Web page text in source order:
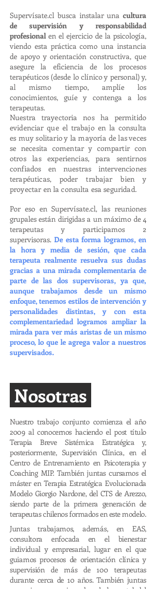
Supervísate.cl busca instalar una cultura
de supervisión y responsabilidad
profesional en el ejercicio de la psicología,
viendo esta práctica como una instancia
de apoyo y orientación constructiva, que
asegure la eficiencia de los procesos
terapéuticos (desde lo clínico y personal) y,
al mismo tiempo, amplíe los
conocimientos, guíe y contenga a los
terapeutas.
Nuestra trayectoria nos ha permitido
evidenciar que el trabajo en la consulta
es muy solitario y la mayoría de las veces
se necesita comentar y compartir con
otros las experiencias, para sentirnos
confiados en nuestras intervenciones
terapéuticas, poder trabajar bien y
proyectar en la consulta esa seguridad.
Por eso en Supervísate.cl, las reuniones
grupales están dirigidas a un máximo de 4
terapeutas y participamos 2
supervisoras. De esta forma logramos, en
la hora y media de sesión, que cada
terapeuta realmente resuelva sus dudas
gracias a una mirada complementaria de
parte de las dos supervisoras, ya que,
aunque trabajamos desde un mismo
enfoque, tenemos estilos de intervención y
personalidades distintas, y con esta
complementariedad logramos ampliar la
mirada para ver más aristas de un mismo
proceso, lo que le agrega valor a nuestros
supervisados.
Nosotras
Nuestro trabajo conjunto comienza el año
2009 al conocernos haciendo el post título
Terapia Breve Sistémica Estratégica y,
posteriormente, Supervisión Clínica, en el
Centro de Entrenamiento en Psicoterapia y
Coaching MIP. También juntas cursamos el
máster en Terapia Estratégica Evolucionada
Modelo Giorgio Nardone, del CTS de Arezzo,
siendo parte de la primera generación de
terapeutas chilenos formados en este modelo.
Juntas trabajamos, además, en EAS,
consultora enfocada en el bienestar
individual y empresarial, lugar en el que
guiamos procesos de orientación clínica y
supervisión de más de 100 terapeutas
durante cerca de 10 años. También juntas